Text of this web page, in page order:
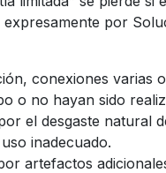
por
conexiones varias
o no hayan sido
el desgaste natural
inadecuado.
artefactos